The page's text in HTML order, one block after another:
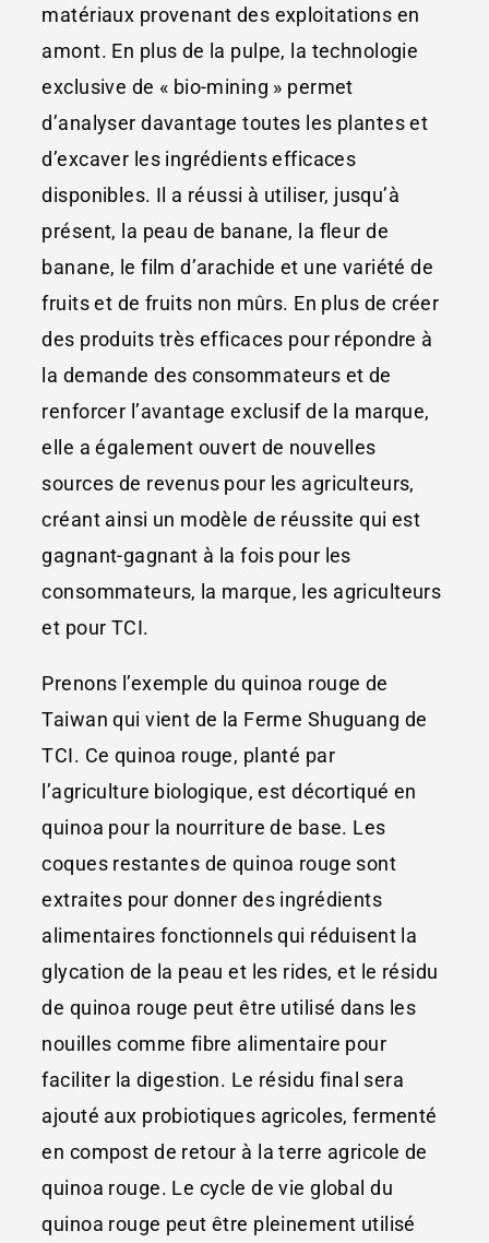
matériaux provenant des exploitations en
amont. En plus de la pulpe, la technologie
exclusive de « bio-mining » permet
d’analyser davantage toutes les plantes et
d’excaver les ingrédients efficaces
disponibles. Il a réussi à utiliser, jusqu’à
présent, la peau de banane, la fleur de
banane, le film d’arachide et une variété de
fruits et de fruits non mûrs. En plus de créer
des produits très efficaces pour répondre à
la demande des consommateurs et de
renforcer l’avantage exclusif de la marque,
elle a également ouvert de nouvelles
sources de revenus pour les agriculteurs,
créant ainsi un modèle de réussite qui est
gagnant-gagnant à la fois pour les
consommateurs, la marque, les agriculteurs
et pour TCI.
Prenons l’exemple du quinoa rouge de
Taiwan qui vient de la Ferme Shuguang de
TCI. Ce quinoa rouge, planté par
l’agriculture biologique, est décortiqué en
quinoa pour la nourriture de base. Les
coques restantes de quinoa rouge sont
extraites pour donner des ingrédients
alimentaires fonctionnels qui réduisent la
glycation de la peau et les rides, et le résidu
de quinoa rouge peut être utilisé dans les
nouilles comme fibre alimentaire pour
faciliter la digestion. Le résidu final sera
ajouté aux probiotiques agricoles, fermenté
en compost de retour à la terre agricole de
quinoa rouge. Le cycle de vie global du
quinoa rouge peut être pleinement utilisé